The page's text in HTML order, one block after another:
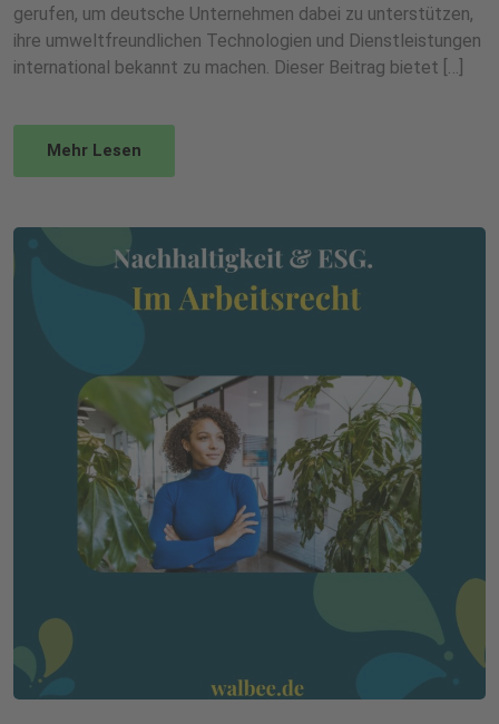
gerufen, um deutsche Unternehmen dabei zu unterstützen,
ihre umweltfreundlichen Technologien und Dienstleistungen
international bekannt zu machen. Dieser Beitrag bietet […]
Mehr Lesen